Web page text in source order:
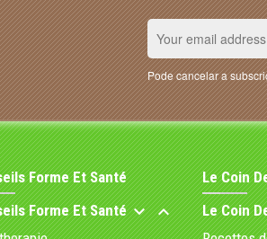
Pode cancelar a
Forme Et Santé
Forme Et Santé
Le Coin
Le Coin